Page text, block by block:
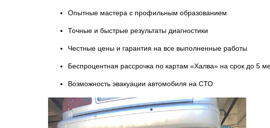
Опытные мастера с профильным образованием
Точные и быстрые результаты диагностики
Честные цены и гарантия на все выполненные работы
Беспроцентная рассрочка по картам «Халва» на срок до 5
Возможность эвакуации автомобиля на СТО